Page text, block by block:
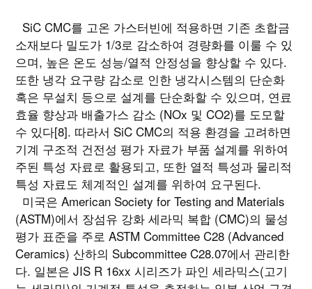
SiC CMC를 고온 가스터빈에 적용하면 기존 초합금
소재보다 밀도가 1/3로 감소하여 경량화를 이룰 수 있
으며, 높은 온도 성능/열적 안정성을 향상할 수 있다.
또한 냉각 요구량 감소로 인한 냉각시스템의 단순화
혹은 무설치 등으로 설계를 단순화할 수 있으며, 연료
효율 향상과 배출가스 감소 (NOx 및 CO2)를 도모할
수 있다[8]. 따라서 SiC CMC의 적용 환경을 고려하면
기계 구조적 건전성 평가 자료가 부품 설계를 위하여
주된 특성 자료로 활용되고, 또한 열적 특성과 물리적
특성 자료도 체계적인 설계를 위하여 요구된다.
미국은 American Society for Testing and Materials
(ASTM)에서 장섬유 강화 세라믹 복합 (CMC)의 물성
평가 표준을 주로 ASTM Committee C28 (Advanced
Ceramics) 산하의 Subcommittee C28.07에서 관리한
다. 일본은 JIS R 16xx 시리즈가 파인 세라믹스(고기